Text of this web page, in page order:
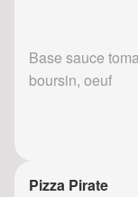
Base sauce
boursin, oeuf
Pizza Pirate